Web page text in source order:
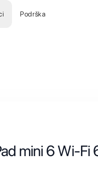
Podrška
mini 6 Wi-Fi